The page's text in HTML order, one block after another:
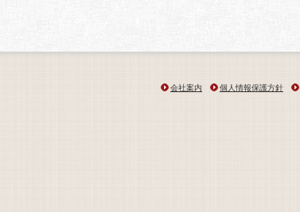
会社案内 個人情報保護方針